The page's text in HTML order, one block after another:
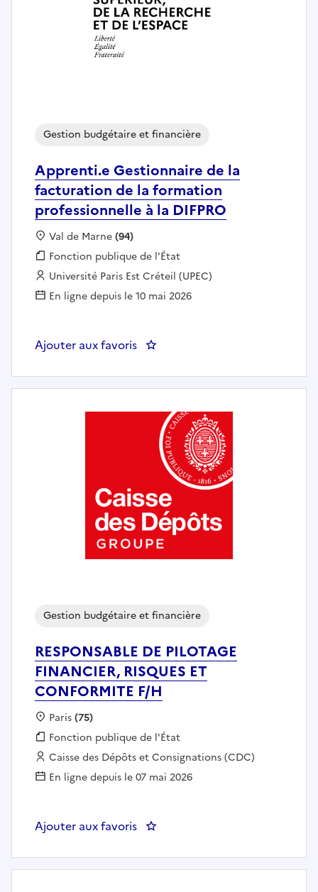
Apprenti.e Gestionnaire de la
facturation de la formation
professionnelle à la DIFPRO
Gestion budgétaire et financière
Localisation :
Val de Marne(94)
Fonction publique :
Fonction publique de l'État
Employeur :
Université Paris Est Créteil (UPEC)
En ligne depuis le 10 mai 2026
Ajouter aux favoris : Apprenti.e Gestionnaire de la
RESPONSABLE DE PILOTAGE
FINANCIER, RISQUES ET
CONFORMITE F/H
Gestion budgétaire et financière
Localisation :
Paris(75)
Fonction publique :
Fonction publique de l'État
Employeur :
Caisse des Dépôts et Consignations (CDC)
En ligne depuis le 07 mai 2026
Ajouter aux favoris : RESPONSABLE DE PILOTAGE